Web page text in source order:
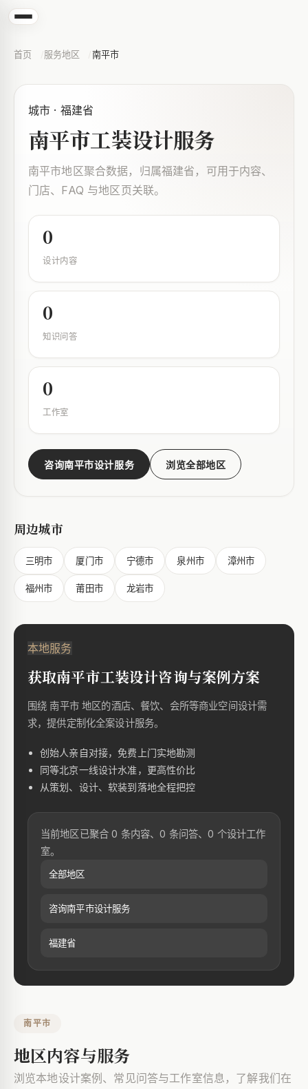
首页 服务地区 南平市
城市 · 福建省
南平市工装设计服务
南平市地区聚合数据，归属福建省，可用于内容、
门店、FAQ 与地区页关联。
0
设计内容
0
知识问答
0
工作室
咨询南平市设计服务 浏览全部地区
周边城市
三明市 厦门市 宁德市 泉州市 漳州市
福州市 莆田市 龙岩市
本地服务
获取南平市工装设计咨询与案例方案
围绕 南平市 地区的酒店、餐饮、会所等商业空间设计需
求，提供定制化全案设计服务。
创始人亲自对接，免费上门实地勘测
同等北京一线设计水准，更高性价比
从策划、设计、软装到落地全程把控
当前地区已聚合 0 条内容、0 条问答、0 个设计工作
室。
全部地区
咨询南平市设计服务
福建省
南平市
地区内容与服务
浏览本地设计案例、常见问答与工作室信息，了解我们在